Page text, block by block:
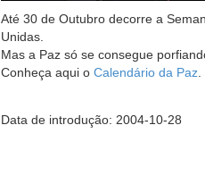
Até 30 de Outubro decorre a
Unidas.
Mas a Paz só se consegue
Conheça aqui o Calendário da Paz
Data de introdução: 2004-10-28